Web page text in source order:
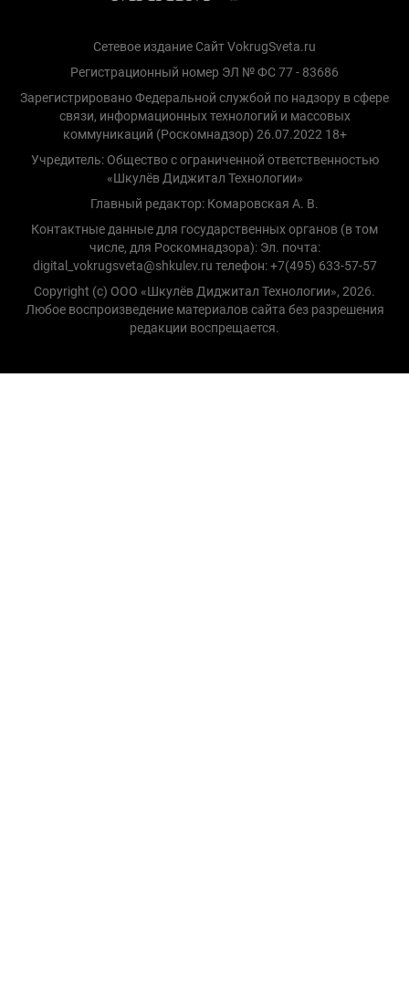
Сетевое издание Сайт VokrugSveta.ru
Регистрационный номер ЭЛ № ФС 77 - 83686
Зарегистрировано Федеральной службой по надзору в сфере
связи, информационных технологий и массовых
коммуникаций (Роскомнадзор) 26.07.2022 18+
Учредитель: Общество с ограниченной ответственностью
«Шкулёв Диджитал Технологии»
Главный редактор: Комаровская А. В.
Контактные данные для государственных органов (в том
числе, для Роскомнадзора): Эл. почта:
digital_vokrugsveta@shkulev.ru телефон: +7(495) 633-57-57
Copyright (с) ООО «Шкулёв Диджитал Технологии», 2026.
Любое воспроизведение материалов сайта без разрешения
редакции воспрещается.